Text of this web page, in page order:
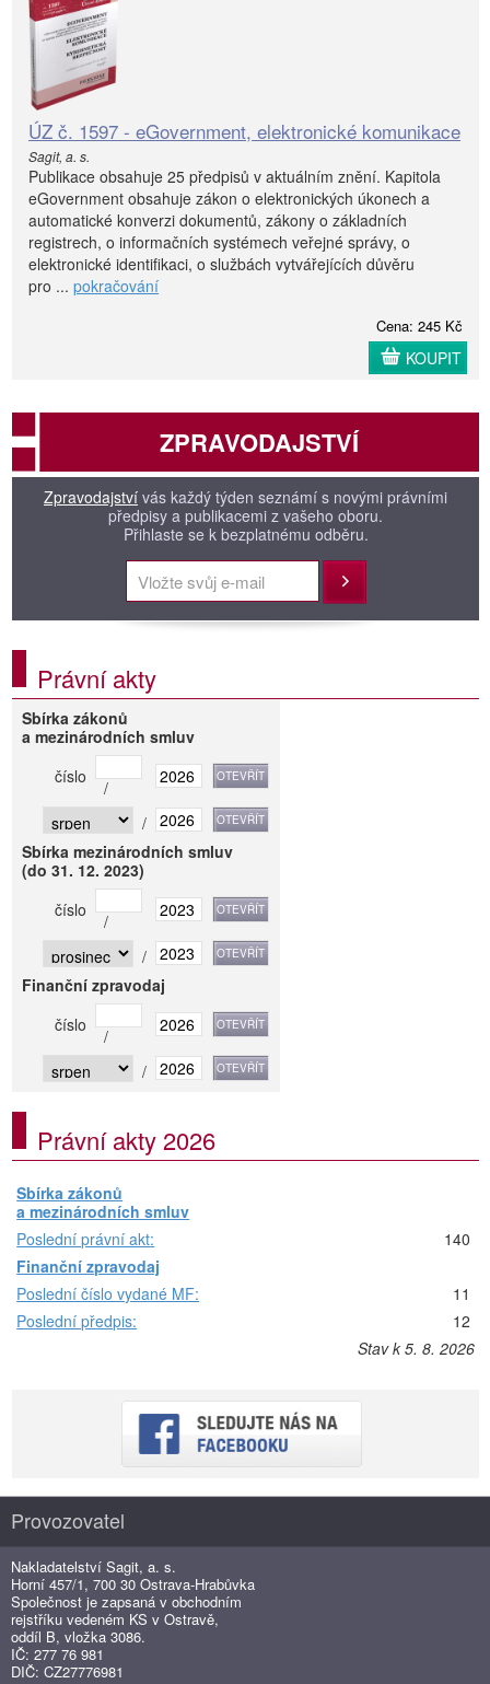
ÚZ č. 1597 - eGovernment, elektronické komunikace
Sagit, a. s.
Publikace obsahuje 25 předpisů v aktuálním znění. Kapitola
eGovernment obsahuje zákon o elektronických úkonech a
automatické konverzi dokumentů, zákony o základních
registrech, o informačních systémech veřejné správy, o
elektronické identifikaci, o službách vytvářejících důvěru
pro ... pokračování
Cena: 245 Kč
KOUPIT
ZPRAVODAJSTVÍ
Zpravodajství vás každý týden seznámí s novými právními
předpisy a publikacemi z vašeho oboru.
Přihlaste se k bezplatnému odběru.
Přihlásit
Právní akty
Sbírka zákonů
a mezinárodních smluv
číslo
/
/
Sbírka mezinárodních smluv
(do 31. 12. 2023)
číslo
/
/
Finanční zpravodaj
číslo
/
/
Právní akty 2026
Sbírka zákonů
a mezinárodních smluv
Poslední právní akt:
140
Finanční zpravodaj
Poslední číslo vydané MF:
11
Poslední předpis:
12
Stav k 5. 8. 2026
Provozovatel
Nakladatelství Sagit, a. s.
Horní 457/1, 700 30 Ostrava-Hrabůvka
Společnost je zapsaná v obchodním
rejstříku vedeném KS v Ostravě,
oddíl B, vložka 3086.
IČ: 277 76 981
DIČ: CZ27776981